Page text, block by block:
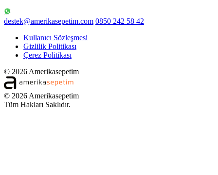
destek@amerikasepetim.com 0850 242 58 42
Kullanıcı Sözleşmesi
Gizlilik Politikası
Çerez Politikası
© 2026 Amerikasepetim
© 2026 Amerikasepetim
Tüm Hakları Saklıdır.